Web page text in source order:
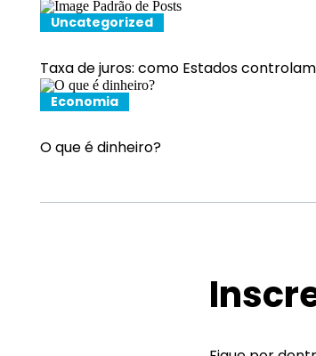
Uncategorized
Taxa de juros: como Estados
Economia
O que é dinheiro?